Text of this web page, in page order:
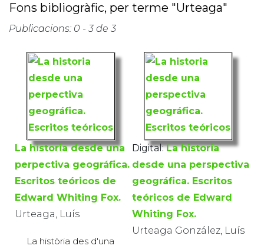
Fons bibliogràfic, per terme "Urteaga"
Publicacions: 0 - 3 de 3
La historia desde una
perpectiva geográfica.
Escritos teóricos de
Edward Whiting Fox.
Urteaga, Luís
La història des d'una
Digital: La historia
desde una perspectiva
geográfica. Escritos
teóricos de Edward
Whiting Fox.
Urteaga González, Luís